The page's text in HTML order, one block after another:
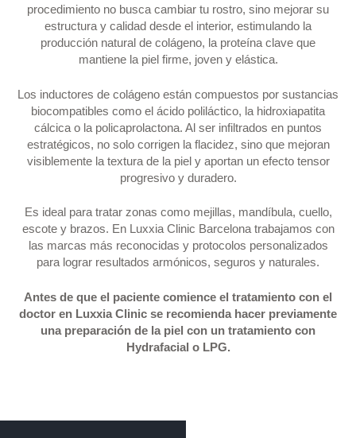
procedimiento no busca cambiar tu rostro, sino mejorar su
estructura y calidad desde el interior, estimulando la
producción natural de colágeno, la proteína clave que
mantiene la piel firme, joven y elástica.
Los inductores de colágeno están compuestos por sustancias
biocompatibles como el ácido poliláctico, la hidroxiapatita
cálcica o la policaprolactona. Al ser infiltrados en puntos
estratégicos, no solo corrigen la flacidez, sino que mejoran
visiblemente la textura de la piel y aportan un efecto tensor
progresivo y duradero.
Es ideal para tratar zonas como mejillas, mandíbula, cuello,
escote y brazos. En Luxxia Clinic Barcelona trabajamos con
las marcas más reconocidas y protocolos personalizados
para lograr resultados armónicos, seguros y naturales.
Antes de que el paciente comience el tratamiento con el
doctor en Luxxia Clinic se recomienda hacer previamente
una preparación de la piel con un tratamiento con
Hydrafacial o LPG.